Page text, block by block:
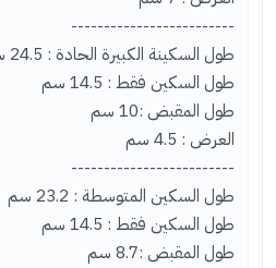
-------------------------
طول السكينة الكبيرة الحادة : 24.5 سم
طول السكين فقط : 14.5 سم
طول المقبض :10 سم
العرض : 4.5 سم
-------------------------
طول السكين المتوسطة : 23.2 سم
طول السكين فقط : 14.5 سم
طول المقبض :8.7 سم